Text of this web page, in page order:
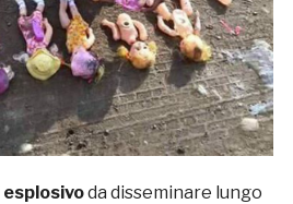
esplosivoda disseminare lungo